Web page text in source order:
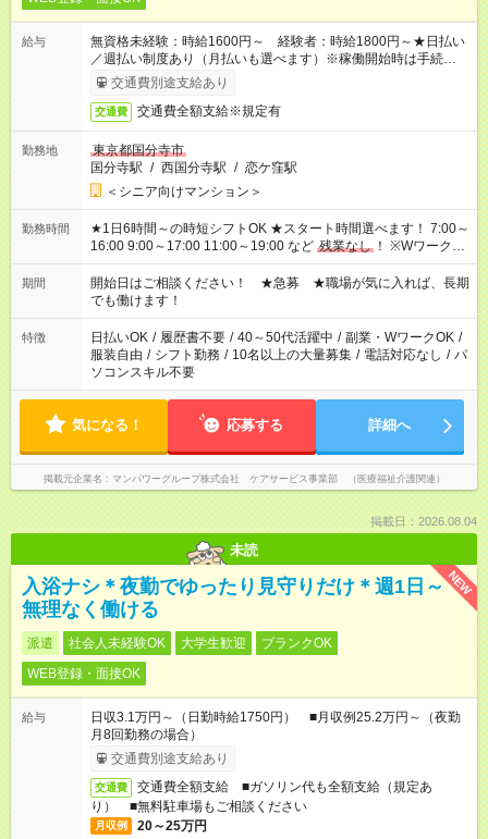
給与
無資格未経験：時給1600円～ 経験者：時給1800円～★日払い
／週払い制度あり（月払いも選べます）※稼働開始時は手続き完
了次第のお支払いとなります。
交通費別途支給あり
交通費 交通費全額支給※規定有
勤務地
東京都国分寺市
国分寺駅 / 西国分寺駅 / 恋ケ窪駅
＜シニア向けマンション＞
勤務時間
★1日6時間～の時短シフトOK ★スタート時間選べます！ 7:00～
16:00 9:00～17:00 11:00～19:00 など 残業なし ！ ※Wワークの
場合、他のお仕事と合わせ週40時間超の就業はご案内できませ
ん ※法令に基づき、週20時間以上勤務は社会保険への加入対象
となります ※労働者派遣法（日雇い派遣の原則禁止）により、
短時間・短期間の就業はご案内が難しい場合があります
期間
開始日はご相談ください！ ★急募 ★職場が気に入れば、長期
でも働けます！
特徴 日払いOK / 履歴書不要 / 40～50代活躍中 / 副業・WワークOK /
服装自由 / シフト勤務 / 10名以上の大量募集 / 電話対応なし / パ
ソコンスキル不要
気になる！ 応募する 詳細へ
掲載元企業名 マンパワーグループ株式会社 ケアサービス事業部 （医療福祉介護関連）
掲載日：2026.08.04
未読
NEW
入浴ナシ＊夜勤でゆったり見守りだけ＊週1日～
無理なく働ける
派遣 社会人未経験OK 大学生歓迎
ブランクOK
WEB登録・面接OK
給与
日収3.1万円～（日勤時給1750円） ■月収例25.2万円～（夜勤
月8回勤務の場合）
交通費別途支給あり
交通費
交通費全額支給 ■ガソリン代も全額支給（規定あ
り） ■無料駐車場もご相談ください
月収例 20～25万円